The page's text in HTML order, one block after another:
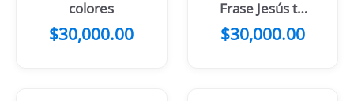
colores
$30,000.00
Frase Jesús te
Ama
$30,000.00